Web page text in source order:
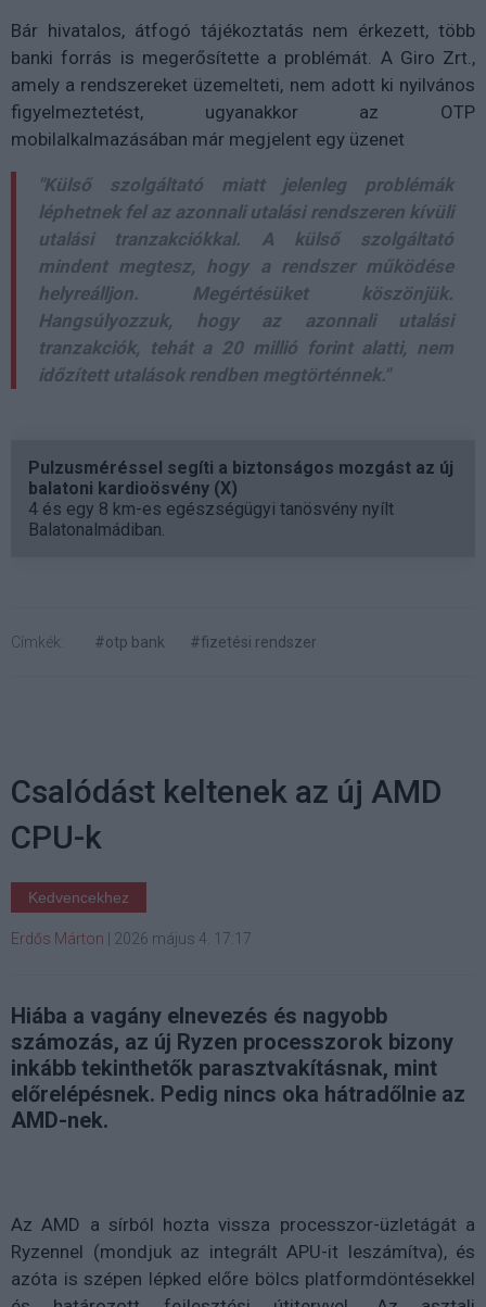
Bár hivatalos, átfogó tájékoztatás nem érkezett, több
banki forrás is megerősítette a problémát. A Giro Zrt.,
amely a rendszereket üzemelteti, nem adott ki nyilvános
figyelmeztetést, ugyanakkor az OTP
mobilalkalmazásában már megjelent egy üzenet
"Külső szolgáltató miatt jelenleg problémák
léphetnek fel az azonnali utalási rendszeren kívüli
utalási tranzakciókkal. A külső szolgáltató
mindent megtesz, hogy a rendszer működése
helyreálljon. Megértésüket köszönjük.
Hangsúlyozzuk, hogy az azonnali utalási
tranzakciók, tehát a 20 millió forint alatti, nem
időzített utalások rendben megtörténnek."
Pulzusméréssel segíti a biztonságos mozgást az új
balatoni kardioösvény (X)
4 és egy 8 km-es egészségügyi tanösvény nyílt
Balatonalmádiban.
Címkék: #otp bank #fizetési rendszer
Csalódást keltenek az új AMD
CPU-k
Kedvencekhez
Erdős Márton 2026 május 4. 17:17
Hiába a vagány elnevezés és nagyobb
számozás, az új Ryzen processzorok bizony
inkább tekinthetők parasztvakításnak, mint
előrelépésnek. Pedig nincs oka hátradőlnie az
AMD-nek.
Az AMD a sírból hozta vissza processzor-üzletágát a
Ryzennel (mondjuk az integrált APU-it leszámítva), és
azóta is szépen lépked előre bölcs platformdöntésekkel